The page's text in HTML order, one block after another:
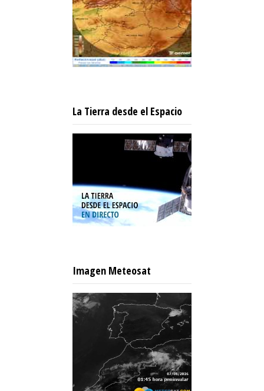
La Tierra desde el Espacio
Imagen Meteosat